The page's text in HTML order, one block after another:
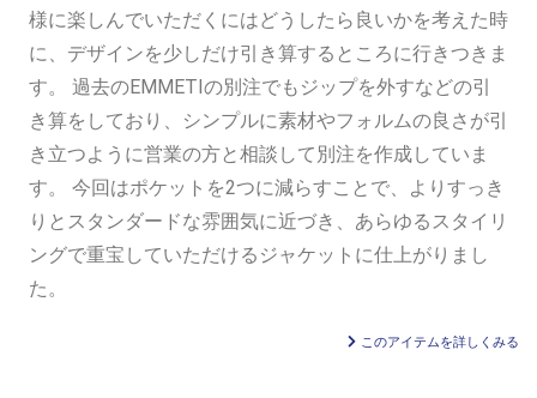
様に楽しんでいただくにはどうしたら良いかを考えた時
に、デザインを少しだけ引き算するところに行きつきま
す。 過去のEMMETIの別注でもジップを外すなどの引
き算をしており、シンプルに素材やフォルムの良さが引
き立つように営業の方と相談して別注を作成していま
す。 今回はポケットを2つに減らすことで、よりすっき
りとスタンダードな雰囲気に近づき、あらゆるスタイリ
ングで重宝していただけるジャケットに仕上がりまし
た。
このアイテムを詳しくみる